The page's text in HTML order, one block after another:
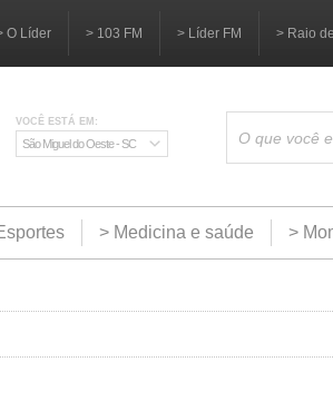
O Líder > 103 FM > Líder FM > Raio
VOCÊ ESTÁ EM:
São Miguel do Oeste - SC
> Medicina e saúde >